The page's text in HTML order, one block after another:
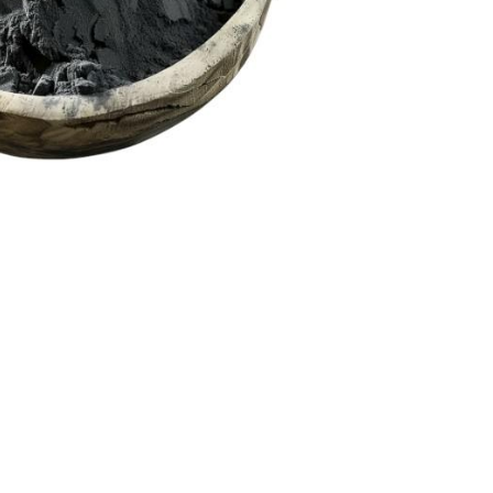
Nederland
Polska
Sverige
भारत